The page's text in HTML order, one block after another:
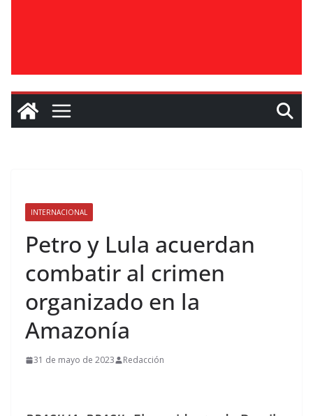
INTERNACIONAL
Petro y Lula acuerdan
combatir al crimen
organizado en la
Amazonía
31 de mayo de 2023 Redacción